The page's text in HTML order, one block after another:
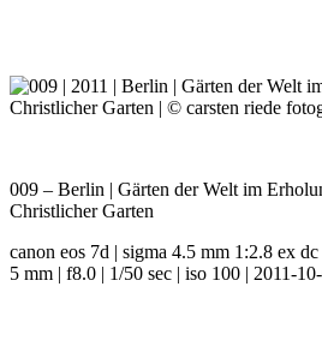
009 – Berlin | Gärten der Welt im
Christlicher Garten
canon eos 7d | sigma 4.5 mm 1:2.8 ex
5 mm | f8.0 | 1/50 sec | iso 100 | 2011-